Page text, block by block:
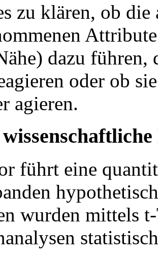
zu klären, ob die
dazu führen,
oder ob
agieren.
führt eine
wurden mittels